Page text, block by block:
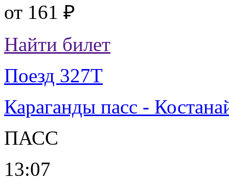
от 161 ₽
Найти билет
Поезд 327Т
Караганды пасс -
ПАСС
13:07